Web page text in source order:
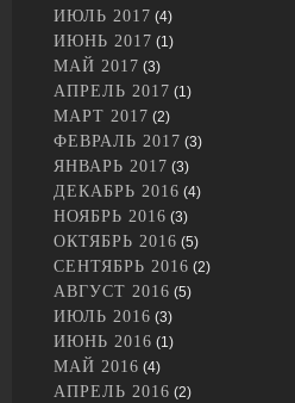
ИЮЛЬ 2017 (4)
ИЮНЬ 2017 (1)
МАЙ 2017 (3)
АПРЕЛЬ 2017 (1)
МАРТ 2017 (2)
ФЕВРАЛЬ 2017 (3)
ЯНВАРЬ 2017 (3)
ДЕКАБРЬ 2016 (4)
НОЯБРЬ 2016 (3)
ОКТЯБРЬ 2016 (5)
СЕНТЯБРЬ 2016 (2)
АВГУСТ 2016 (5)
ИЮЛЬ 2016 (3)
ИЮНЬ 2016 (1)
МАЙ 2016 (4)
АПРЕЛЬ 2016 (2)